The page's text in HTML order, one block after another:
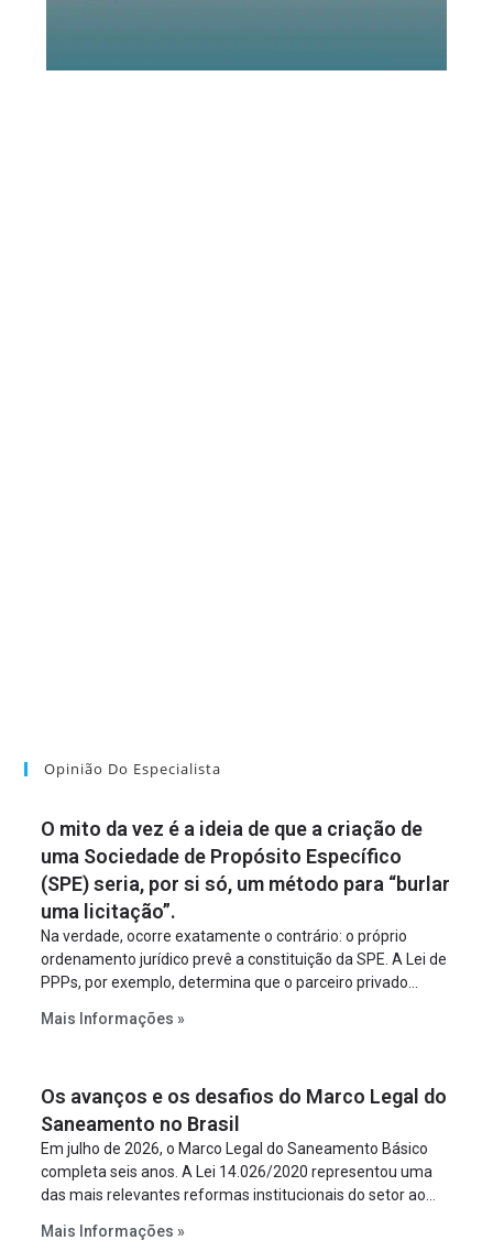
Opinião Do Especialista
O mito da vez é a ideia de que a criação de
uma Sociedade de Propósito Específico
(SPE) seria, por si só, um método para “burlar
uma licitação”.
Na verdade, ocorre exatamente o contrário: o próprio
ordenamento jurídico prevê a constituição da SPE. A Lei de
PPPs, por exemplo, determina que o parceiro privado
empreendimento. Ou seja, a suposta “fraude à licitação” é
projeto a projeto.
Mais Informações »
Os avanços e os desafios do Marco Legal do
Saneamento no Brasil
Em julho de 2026, o Marco Legal do Saneamento Básico
completa seis anos. A Lei 14.026/2020 representou uma
das mais relevantes reformas institucionais do setor ao
serviços, ampliar a participação da iniciativa privada,
Mais Informações »